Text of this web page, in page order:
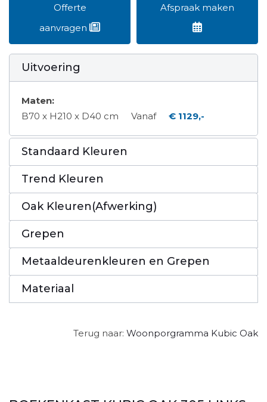
Offerte
aanvragen
Afspraak maken
Uitvoering
Maten:
B70 x H210 x D40 cm
Vanaf € 1129,-
Standaard Kleuren
Trend Kleuren
Oak Kleuren(Afwerking)
Grepen
Metaaldeurenkleuren en Grepen
Materiaal
Terug naar: Woonporgramma Kubic Oak